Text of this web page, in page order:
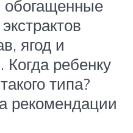
обогащенные
ягод и
ребенку
типа?
рекомендации